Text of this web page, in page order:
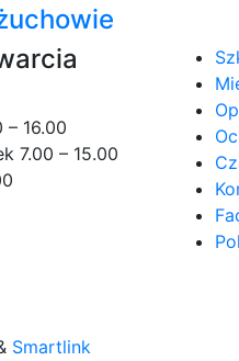
– 16.00
7.00 – 15.00
Smartlink